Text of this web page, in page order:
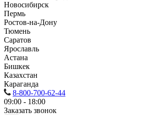
Новосибирск
Пермь
Ростов-на-Дону
Тюмень
Саратов
Ярославль
Астана
Бишкек
Казахстан
Караганда
8-800-700-62-44
09:00 - 18:00
Заказать звонок